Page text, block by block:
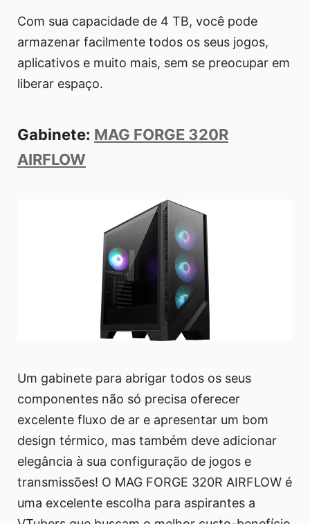
Com sua capacidade de 4 TB, você pode
armazenar facilmente todos os seus jogos,
aplicativos e muito mais, sem se preocupar em
liberar espaço.
Gabinete: MAG FORGE 320R
AIRFLOW
Um gabinete para abrigar todos os seus
componentes não só precisa oferecer
excelente fluxo de ar e apresentar um bom
design térmico, mas também deve adicionar
elegância à sua configuração de jogos e
transmissões! O MAG FORGE 320R AIRFLOW é
uma excelente escolha para aspirantes a